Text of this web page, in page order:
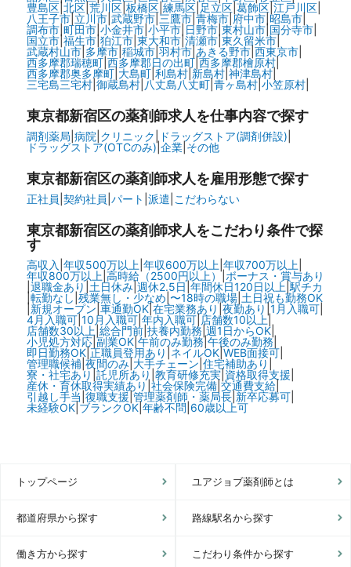
豊島区|北区| 荒川区| 板橋区| 練馬区| 足立区| 葛飾区| 江戸川区|
八王子市| 立川市| 武蔵野市| 三鷹市| 青梅市| 府中市| 昭島市|
調布市| 町田市| 小金井市| 小平市| 日野市| 東村山市|国分寺市|
国立市|福生市|狛江市| 東大和市|清瀬市|東久留米市|
武蔵村山市| 多摩市| 稲城市| 羽村市| あきる野市| 西東京市|
西多摩郡瑞穂町| 西多摩郡日の出町| 西多摩郡檜原村|
西多摩郡奥多摩町| 大島町| 利島村| 新島村| 神津島村|
三宅島三宅村| 御蔵島村| 八丈島八丈町| 青ヶ島村| 小笠原村|
東京都新宿区の薬剤師求人を仕事内容で探す
調剤薬局 病院 クリニック ドラッグストア(調剤併設)
ドラッグストア(OTCのみ)| 企業| その他
東京都新宿区の薬剤師求人を雇用形態で探す
正社員 契約社員 パート 派遣 こだわらない
東京都新宿区の薬剤師求人をこだわり条件で探
す
高収入 年収500万以上 年収600万以上 年収700万以上
年収800万以上 高時給（2500円以上）| ボーナス・賞与あり
退職金あり 土日休み| 週休2.5日 年間休日120日以上 駅チカ
|転勤なし 残業無し・少なめ 〜18時の職場| 土日祝も勤務OK
|新規オープン 車通勤OK|在宅業務あり 夜勤あり 1月入職可|
4月入職可| 10月入職可| 年内入職可| 店舗数10以上|
店舗数30以上 総合門前| 扶養内勤務 週1日からOK|
小児処方対応| 副業OK| 午前のみ勤務| 午後のみ勤務|
即日勤務OK| 正職員登用あり ネイルOK| WEB面接可|
管理職候補| 夜間のみ| 大手チェーン 住宅補助あり
寮・社宅あり 託児所あり 教育研修充実| 資格取得支援
産休・育休取得実績あり 社会保険完備| 交通費支給|
引越し手当 復職支援 |管理薬剤師・薬局長| 新卒応募可|
未経験OK| ブランクOK| 年齢不問 60歳以上可
トップページ ユアジョブ薬剤師とは
都道府県から探す 路線駅名から探す
働き方から探す こだわり条件から探す